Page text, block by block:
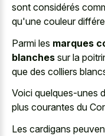
sont considérés
qu'une couleur
Parmi les marques
blanches sur la
que des colliers
Voici quelques-unes
plus courantes du
Les cardigans